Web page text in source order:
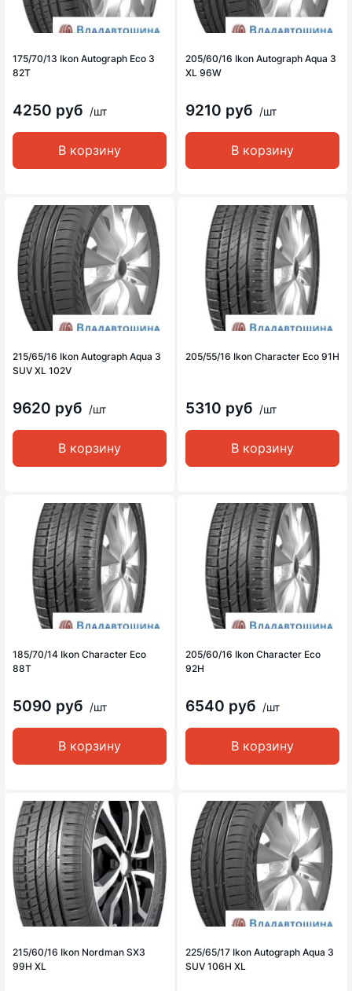
175/70/13 Ikon Autograph Eco 3
82T
4250 руб /шт
В корзину
205/60/16 Ikon Autograph Aqua 3
XL 96W
9210 руб /шт
В корзину
215/65/16 Ikon Autograph Aqua 3
SUV XL 102V
9620 руб /шт
В корзину
205/55/16 Ikon Character Eco 91H
5310 руб /шт
В корзину
185/70/14 Ikon Character Eco
88T
5090 руб /шт
В корзину
205/60/16 Ikon Character Eco
92H
6540 руб /шт
В корзину
215/60/16 Ikon Nordman SX3
99H XL
225/65/17 Ikon Autograph Aqua 3
SUV 106H XL